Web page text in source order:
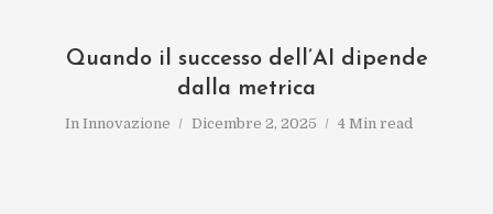
Quando il successo dell’AI dipende
dalla metrica
In Innovazione Dicembre 2, 2025 4 Min read